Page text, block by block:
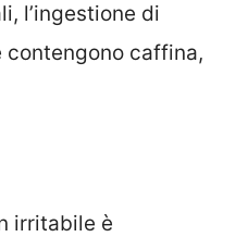
l’ingestione di
contengono caffina,
irritabile è